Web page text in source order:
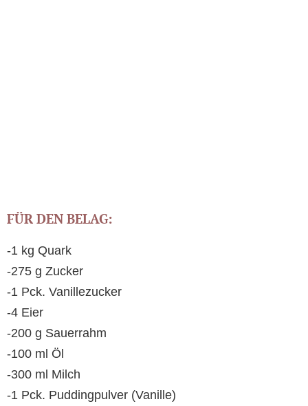
FÜR DEN BELAG:
-1 kg Quark
-275 g Zucker
-1 Pck. Vanillezucker
-4 Eier
-200 g Sauerrahm
-100 ml Öl
-300 ml Milch
-1 Pck. Puddingpulver (Vanille)